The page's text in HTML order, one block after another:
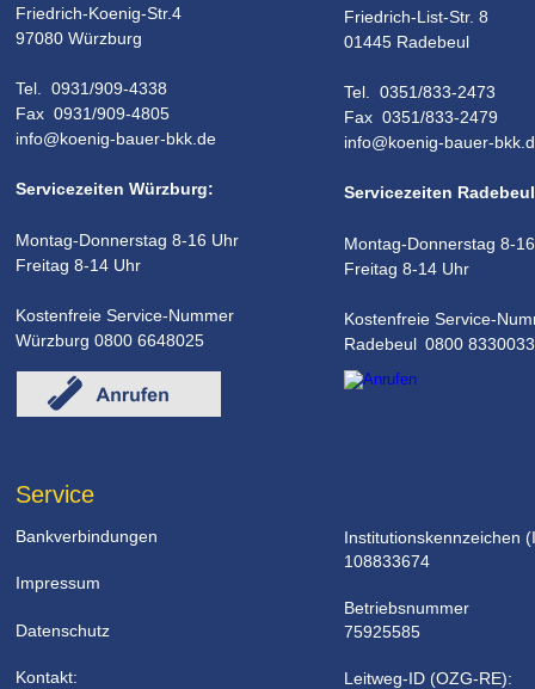
Friedrich-Koenig-Str.4
97080 Würzburg
Tel.  0931/909-4338
Fax  0931/909-4805
info@koenig-bauer-bkk.de
Servicezeiten Würzburg:
Montag-Donnerstag 8-16 Uhr
Freitag 8-14 Uhr
Kostenfreie Service-Nummer
Würzburg 0800 6648025
Friedrich-List-Str. 8
01445 Radebeul
Tel.  0351/833-2473
Fax  0351/833-2479
info@koenig-bauer-
Servicezeiten
Montag-Donnerstag 8-
Freitag 8-14 Uhr
Kostenfreie Service-
Radebeul 0800 8330033
Service
Bankverbindungen
Impressum
Datenschutz
Kontakt:
Institutionskennzeichen
108833674
Betriebsnummer
75925585
Leitweg-ID (OZG-RE):